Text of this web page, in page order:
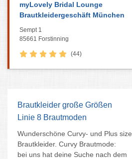
myLovely Bridal Lounge
Brautkleidergeschäft München
Sempt 1
85661 Forstinning
(44)
Brautkleider große Größen
Linie 8 Brautmoden
Wunderschöne Curvy- und Plus size
Brautkleider. Curvy Brautmode:
bei uns hat deine Suche nach dem